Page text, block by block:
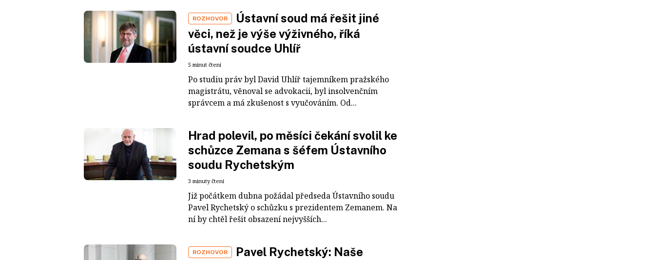
ROZHOVOR
Ústavní soud má řešit jiné
věci, než je výše výživného, říká
ústavní soudce Uhlíř
5 minut čtení
Po studiu práv byl David Uhlíř tajemníkem pražského
magistrátu, věnoval se advokacii, byl insolvenčním
správcem a má zkušenost s vyučováním. Od...
Hrad polevil, po měsíci čekání svolil ke
schůzce Zemana s šéfem Ústavního
soudu Rychetským
3 minuty čtení
Již počátkem dubna požádal předseda Ústavního soudu
Pavel Rychetský o schůzku s prezidentem Zemanem. Na
ní by chtěl řešit obsazení nejvyšších...
ROZHOVOR
Pavel Rychetský: Naše